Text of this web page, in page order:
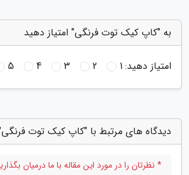
به "کاپ کیک توت فرنگی" امتیاز دهید
امتیاز دهید:1
2
3
4
5
دیدگاه های مرتبط با "کاپ کیک توت
* نظرتان را در مورد این مقاله با ما درمیان